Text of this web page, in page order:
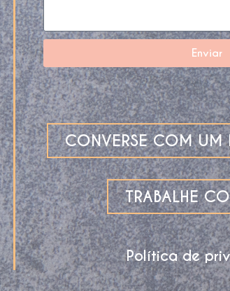
Enviar
CONVERSE COM UM
TRABALHE
Política de